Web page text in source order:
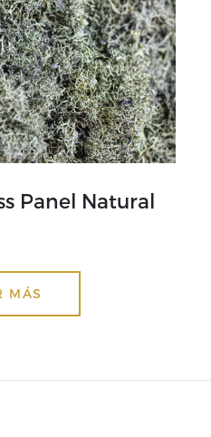
Panel Natural
MÁS